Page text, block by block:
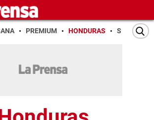
PREMIUM HONDURAS SAN PEDRO